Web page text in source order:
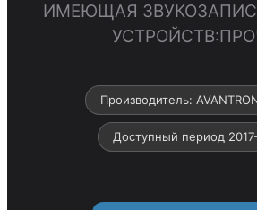
ИМЕЮЩАЯ
Производитель:
Доступный период